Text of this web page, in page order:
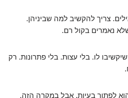
צריך להקשיב למה שביניהן.
נאמרים בקול רם.
לו. בלי עצות. בלי פתרונות. רק
לפתור בעיות. אבל במקרה הזה,